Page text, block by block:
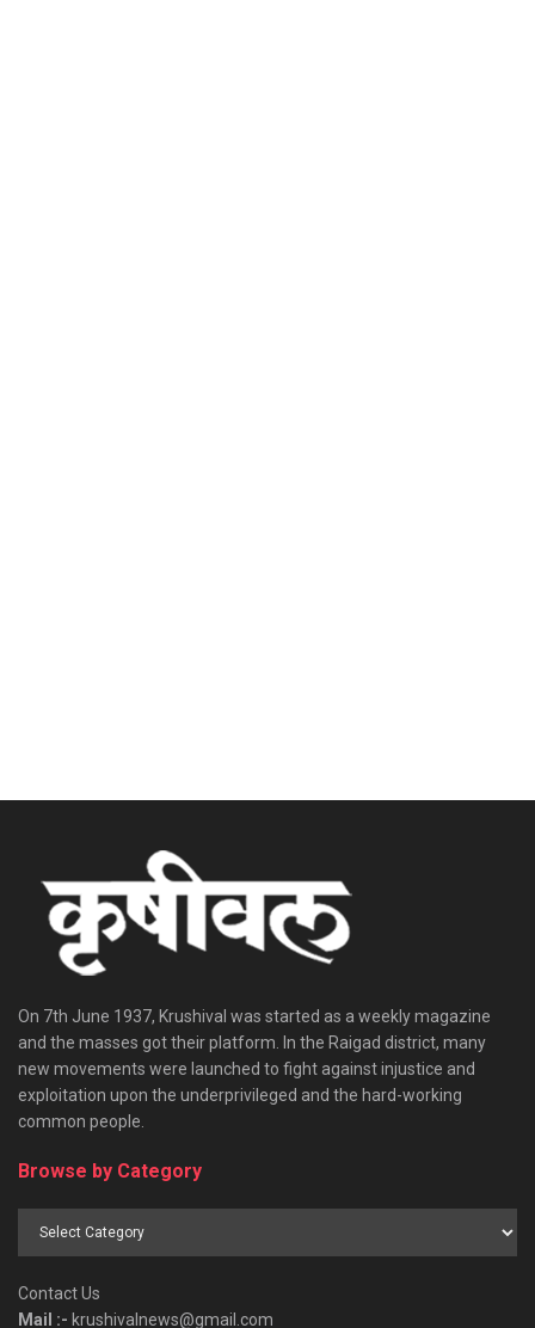
On 7th June 1937, Krushival was started as a weekly magazine
and the masses got their platform. In the Raigad district, many
new movements were launched to fight against injustice and
exploitation upon the underprivileged and the hard-working
common people.
Browse by Category
Browse
Contact Us
Mail :- krushivalnews@gmail.com